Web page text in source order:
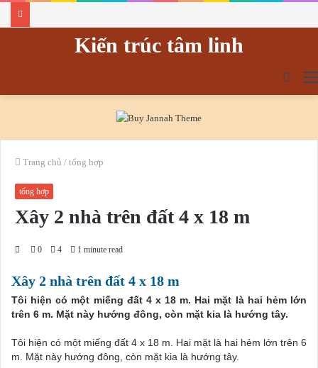
Kiến trúc tâm linh
tìm
kiếm
Trang chủ / tổng hợp
tổng hợp
Xây 2 nhà trên đất 4 x 18 m
0 4 1 minute read
Xây 2 nhà trên đất 4 x 18 m
Tôi hiện có một miếng đất 4 x 18 m. Hai mặt là hai hẻm lớn
trên 6 m. Mặt này hướng đông, còn mặt kia là hướng tây.
Tôi hiện có một miếng đất 4 x 18 m. Hai mặt là hai hẻm lớn trên 6
m. Mặt này hướng đông, còn mặt kia là hướng tây.